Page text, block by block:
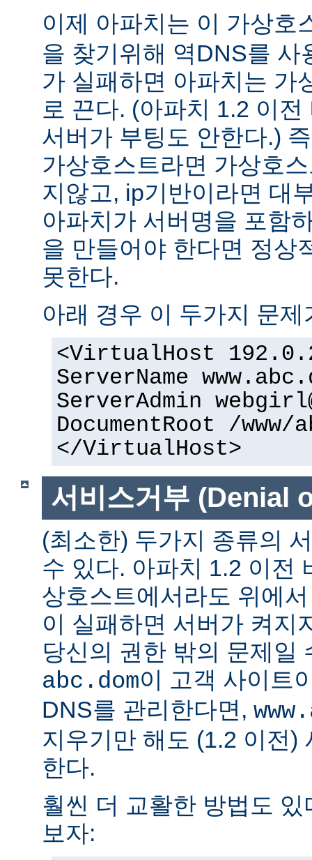
이제 아파치는 이 가상호
을 찾기위해 역DNS를 사
가 실패하면 아파치는 가
로 끈다. (아파치 1.2 이
서버가 부팅도 안한다.)
가상호스트라면 가상호
지않고, ip기반이라면 대
아파치가 서버명을 포함
을 만들어야 한다면 정상
못한다.
아래 경우 이 두가지 문제
<VirtualHost
ServerName
ServerAdmin
DocumentRoot /www/
</VirtualHost>
서비스거부 (Denial
(최소한) 두가지 종류의
수 있다. 아파치 1.2 이전
상호스트에서라도 위에
이 실패하면 서버가 켜지
당신의 권한 밖의 문제일
abc.dom이 고객 사이트
DNS를 관리한다면,
지우기만 해도 (1.2 이전)
한다.
훨씬 더 교활한 방법도
보자: